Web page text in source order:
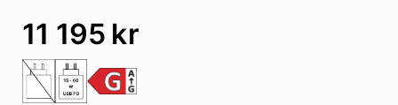
11 195 kr